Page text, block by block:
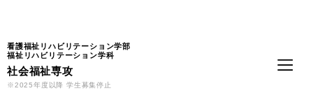
看護福祉リハビリテーション学部
福祉リハビリテーション学科
社会福祉専攻
※2025年度以降 学生募集停止